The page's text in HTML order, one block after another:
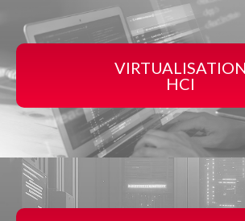
VIRTUALISATION
HCI